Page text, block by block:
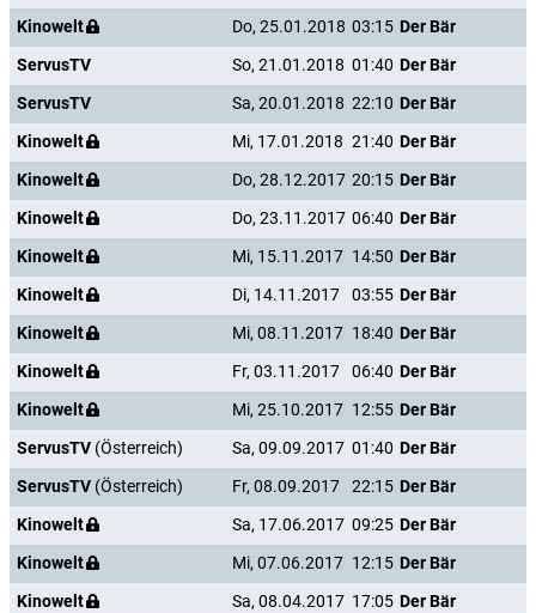
Kinowelt
Do, 25.01.2018 03:15 Der Bär
ServusTV
So, 21.01.2018 01:40 Der Bär
ServusTV
Sa, 20.01.2018 22:10 Der Bär
Kinowelt
Mi, 17.01.2018 21:40 Der Bär
Kinowelt
Do, 28.12.2017 20:15 Der Bär
Kinowelt
Do, 23.11.2017 06:40 Der Bär
Kinowelt
Mi, 15.11.2017 14:50 Der Bär
Kinowelt
Di, 14.11.2017 03:55 Der Bär
Kinowelt
Mi, 08.11.2017 18:40 Der Bär
Kinowelt
Fr, 03.11.2017 06:40 Der Bär
Kinowelt
Mi, 25.10.2017 12:55 Der Bär
ServusTV (Österreich) Sa, 09.09.2017 01:40 Der Bär
ServusTV (Österreich) Fr, 08.09.2017 22:15 Der Bär
Kinowelt
Sa, 17.06.2017 09:25 Der Bär
Kinowelt
Mi, 07.06.2017 12:15 Der Bär
Kinowelt
Sa, 08.04.2017 17:05 Der Bär